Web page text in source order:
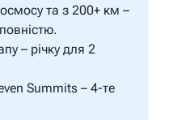
та з 200+ км –
– річку для 2
Summits – 4-те